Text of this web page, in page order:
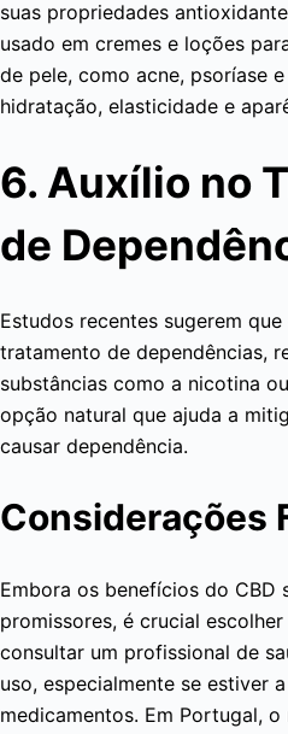
suas propriedades
usado em cremes e loções
de pele, como acne, psoríase
hidratação, elasticidade e
6. Auxílio no
de
Estudos recentes sugerem
tratamento de dependências,
substâncias como a nicotina
opção natural que ajuda a
causar dependência.
Considerações
Embora os benefícios do CBD
promissores, é crucial
consultar um profissional de
uso, especialmente se estiver
medicamentos. Em Portugal,